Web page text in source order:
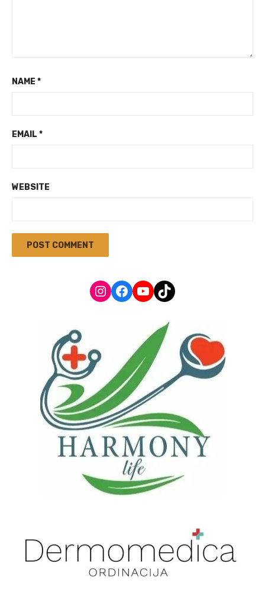
NAME *
EMAIL *
WEBSITE
Instagram
Facebook
YouTube
TikTok